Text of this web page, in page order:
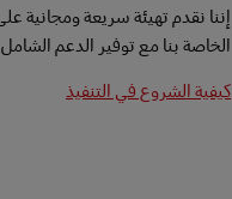
إننا نقدم تهيئة سريعة ومجانية
الخاصة بنا مع توفير الدعم
كيفية الشروع في التنفيذ